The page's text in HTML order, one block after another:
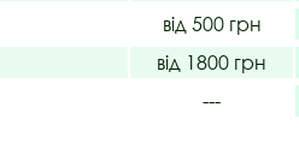
від 500 грн
від 1800 грн
---